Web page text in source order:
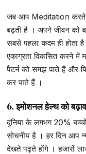
जब आप Meditation
बढ़ती है । अपने जीवन को
सबसे पहला कदम ही होता
एकाग्रता विकसित करने
पैटर्न को समझ पाते हैं और
कर पाते हैं ।
6. इमोशनल हेल्थ को
दुनिया के लगभग 20%
सोचनीय है । हर दिन आप
देखते पढ़ते होंगे । हजारों